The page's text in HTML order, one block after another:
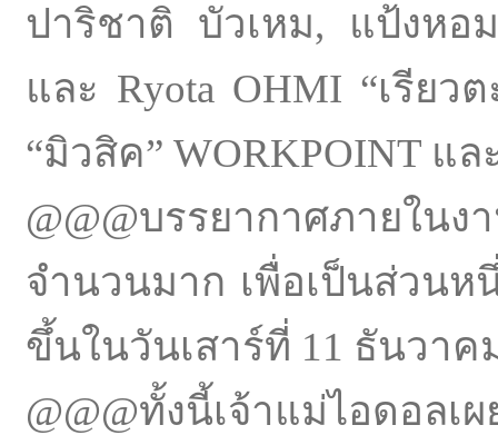
ปาริชาติ บัวเหม, แป้งหอ
และ Ryota OHMI “เรียว
“มิวสิค” WORKPOINT แ
@@@บรรยากาศภายใน
จำนวนมาก เพื่อเป็นส่วนห
ขึ้นในวันเสาร์ที่ 11 ธันวาค
@@@ทั้งนี้เจ้าแม่ไอดอล